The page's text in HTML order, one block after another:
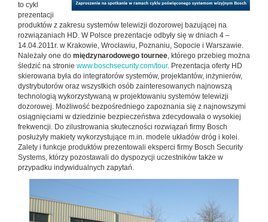
to cykl
prezentacji
produktów z zakresu systemów telewizji dozorowej bazującej na
rozwiązaniach HD. W Polsce prezentacje odbyły się w dniach 4 –
14.04.2011r. w Krakowie, Wrocławiu, Poznaniu, Sopocie i Warszawie.
Należały one do międzynarodowego tournee, którego przebieg można
śledzić na stronie www.boschsecurity.com/tour. Prezentacja oferty HD
skierowana była do integratorów systemów, projektantów, inżynierów,
dystrybutorów oraz wszystkich osób zainteresowanych najnowszą
technologią wykorzystywaną w projektowaniu systemów telewizji
dozorowej. Możliwość bezpośredniego zapoznania się z najnowszymi
osiągnięciami w dziedzinie bezpieczeństwa zdecydowała o wysokiej
frekwencji. Do zilustrowania skuteczności rozwiązań firmy Bosch
posłużyły makiety wykorzystujące m.in. modele układów dróg i kolei.
Zalety i funkcje produktów prezentowali eksperci firmy Bosch Security
Systems, którzy pozostawali do dyspozycji uczestników także w
przypadku indywidualnych zapytań.